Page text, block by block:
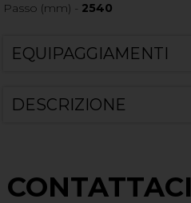
Passo (mm) - 2540
EQUIPAGGIAMENTI
DESCRIZIONE
CONTATTACI